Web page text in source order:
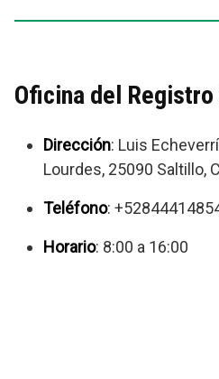
Oficina del
Dirección: Luis
Lourdes, 25090 Saltillo,
Teléfono:
Horario: 8:00 a 16:00